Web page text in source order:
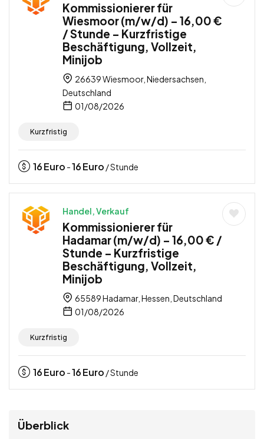
Kommissionierer für
Wiesmoor (m/w/d) – 16,00 €
/ Stunde – Kurzfristige
Beschäftigung, Vollzeit,
Minijob
26639 Wiesmoor, Niedersachsen,
Deutschland
01/08/2026
Kurzfristig
16Euro -16Euro / Stunde
Handel, Verkauf
Kommissionierer für
Hadamar (m/w/d) – 16,00 € /
Stunde – Kurzfristige
Beschäftigung, Vollzeit,
Minijob
65589 Hadamar, Hessen, Deutschland
01/08/2026
Kurzfristig
16Euro -16Euro / Stunde
Überblick